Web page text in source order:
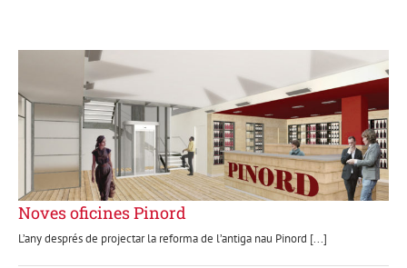
Noves oficines Pinord
L’any després de projectar la reforma de l’antiga nau Pinord [...]